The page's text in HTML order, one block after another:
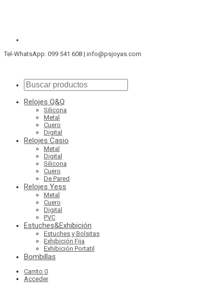
Tel-WhatsApp: 099 541 608 | info@psjoyas.com
Relojes Q&Q
Silicona
Metal
Cuero
Digital
Relojes Casio
Metal
Digital
Silicona
Cuero
De Pared
Relojes Yess
Metal
Cuero
Digital
PVC
Estuches&Exhibición
Estuches y Bolsitas
Exhibición Fija
Exhibición Portatil
Bombillas
Carrito 0
Acceder